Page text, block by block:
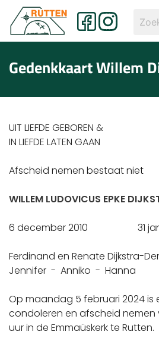
Gedenkkaart Willem
UIT LIEFDE GEBOREN &
IN LIEFDE LATEN GAAN
Afscheid nemen bestaat niet
WILLEM LUDOVICUS EPKE
6 december 2010 31
Ferdinand en Renate Dijkstra-
Jennifer - Anniko - Hanna
Op maandag 5 februari 2024 is
condoleren en afscheid nemen
uur in de Emmaüskerk te Rutten.